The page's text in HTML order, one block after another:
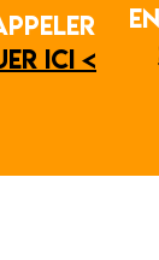
APPELER
ICI <
ICI <